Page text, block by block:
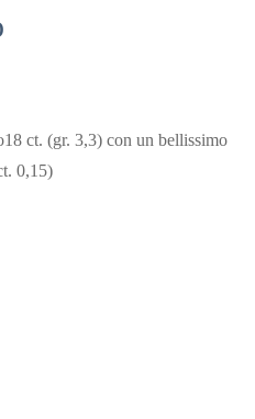
ct. (gr. 3,3) con un bellissimo
0,15)